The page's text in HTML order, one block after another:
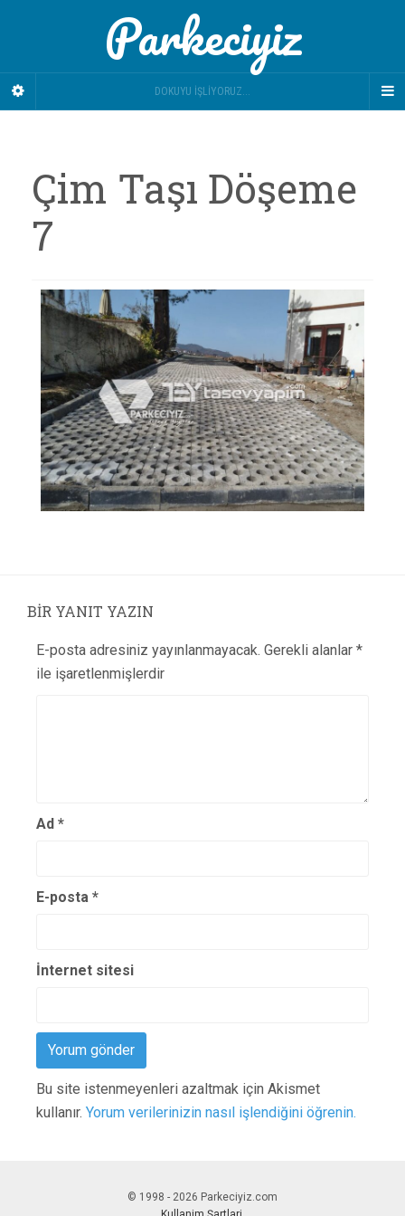
Parkeciyiz
DOKUYU İŞLIYORUZ...
Çim Taşı Döşeme
7
BIR YANIT YAZIN
E-posta adresiniz yayınlanmayacak. Gerekli alanlar *
ile işaretlenmişlerdir
Ad *
E-posta *
İnternet sitesi
Bu site istenmeyenleri azaltmak için Akismet
kullanır. Yorum verilerinizin nasıl işlendiğini öğrenin.
© 1998 - 2026 Parkeciyiz.com